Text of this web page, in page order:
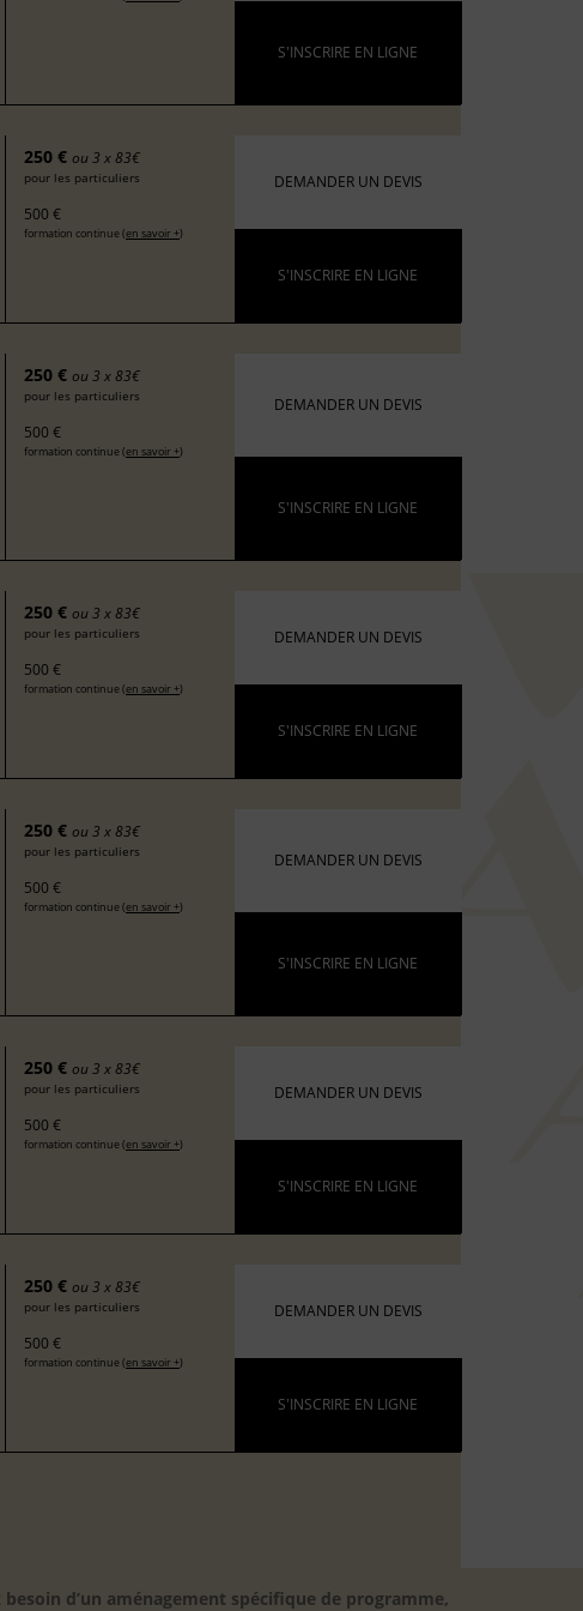
S'INSCRIRE EN LIGNE
250 € ou 3 x 83€
pour les particuliers
500 €
formation continue (en savoir +)
DEMANDER UN DEVIS
S'INSCRIRE EN LIGNE
250 € ou 3 x 83€
pour les particuliers
500 €
formation continue (en savoir +)
DEMANDER UN DEVIS
S'INSCRIRE EN LIGNE
250 € ou 3 x 83€
pour les particuliers
500 €
formation continue (en savoir +)
DEMANDER UN DEVIS
S'INSCRIRE EN LIGNE
250 € ou 3 x 83€
pour les particuliers
500 €
formation continue (en savoir +)
DEMANDER UN DEVIS
S'INSCRIRE EN LIGNE
250 € ou 3 x 83€
pour les particuliers
500 €
formation continue (en savoir +)
DEMANDER UN DEVIS
S'INSCRIRE EN LIGNE
250 € ou 3 x 83€
pour les particuliers
500 €
formation continue (en savoir +)
DEMANDER UN DEVIS
S'INSCRIRE EN LIGNE
besoin d’un aménagement spécifique de programme,